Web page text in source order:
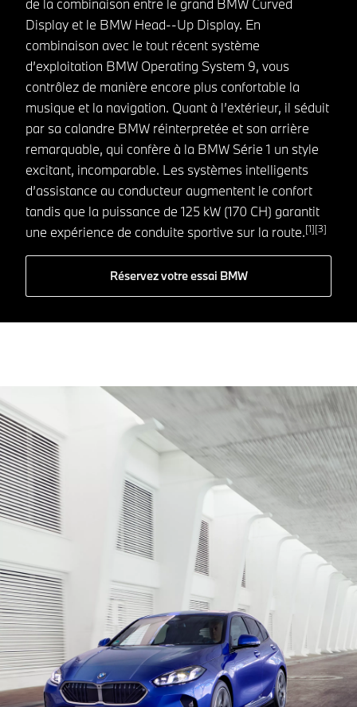
de la combinaison entre le grand BMW Curved
Display et le BMW Head--Up Display. En
combinaison avec le tout récent système
d’exploitation BMW Operating System 9, vous
contrôlez de manière encore plus confortable la
musique et la navigation. Quant à l’extérieur, il séduit
par sa calandre BMW réinterpretée et son arrière
remarquable, qui confère à la BMW Série 1 un style
excitant, incomparable. Les systèmes intelligents
d’assistance au conducteur augmentent le confort
tandis que la puissance de 125 kW (170 CH) garantit
une expérience de conduite sportive sur la route.[1][3]
Réservez votre essai BMW